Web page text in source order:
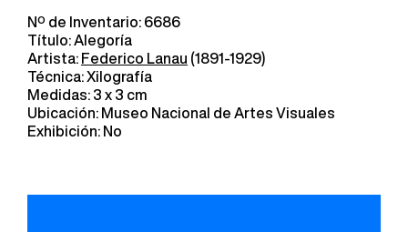
Nº de Inventario: 6686
Título: Alegoría
Artista: Federico Lanau (1891-1929)
Técnica: Xilografía
Medidas: 3 x 3 cm
Ubicación: Museo Nacional de Artes Visuales
Exhibición: No